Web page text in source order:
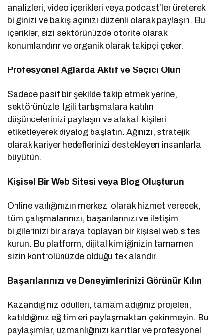
analizleri, video içerikleri veya podcast’ler üreterek
bilginizi ve bakış açınızı düzenli olarak paylaşın. Bu
içerikler, sizi sektörünüzde otorite olarak
konumlandırır ve organik olarak takipçi çeker.
Profesyonel Ağlarda Aktif ve Seçici Olun
Sadece pasif bir şekilde takip etmek yerine,
sektörünüzle ilgili tartışmalara katılın,
düşüncelerinizi paylaşın ve alakalı kişileri
etiketleyerek diyalog başlatın. Ağınızı, stratejik
olarak kariyer hedeflerinizi destekleyen insanlarla
büyütün.
Kişisel Bir Web Sitesi veya Blog Oluşturun
Online varlığınızın merkezi olarak hizmet verecek,
tüm çalışmalarınızı, başarılarınızı ve iletişim
bilgilerinizi bir araya toplayan bir kişisel web sitesi
kurun. Bu platform, dijital kimliğinizin tamamen
sizin kontrolünüzde olduğu tek alandır.
Başarılarınızı ve Deneyimlerinizi Görünür Kılın
Kazandığınız ödülleri, tamamladığınız projeleri,
katıldığınız eğitimleri paylaşmaktan çekinmeyin. Bu
paylaşımlar, uzmanlığınızı kanıtlar ve profesyonel